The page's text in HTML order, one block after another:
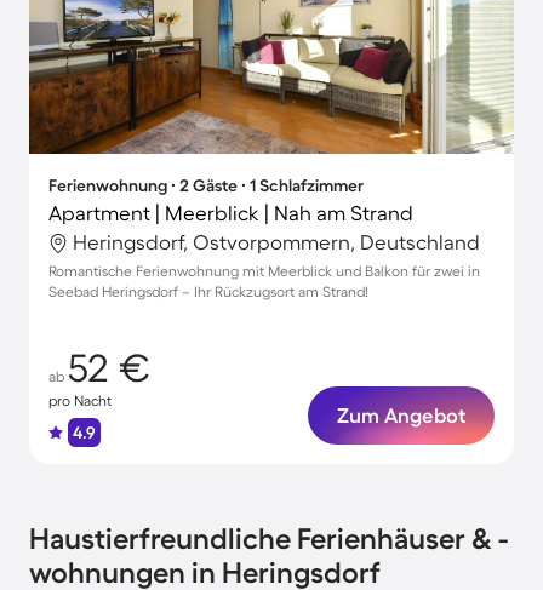
Ferienwohnung ∙ 2 Gäste ∙ 1 Schlafzimmer
Apartment | Meerblick | Nah am Strand
Heringsdorf, Ostvorpommern, Deutschland
Romantische Ferienwohnung mit Meerblick und Balkon für zwei in
Seebad Heringsdorf – Ihr Rückzugsort am Strand!
ab 52 €
pro Nacht
4.9
Zum Angebot
Haustierfreundliche Ferienhäuser & -
wohnungen in Heringsdorf